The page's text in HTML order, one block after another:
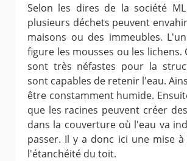
Selon les dires de la société ML
plusieurs déchets peuvent
maisons ou des immeubles.
figure les mousses ou les lichens.
sont très néfastes pour la
sont capables de retenir l'eau.
être constamment humide.
que les racines peuvent créer
dans la couverture où l'eau va
passer. Il y a donc ici une mise
l'étanchéité du toit.